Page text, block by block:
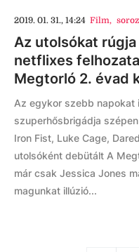
2019. 01. 31., 14:24 Film,
Az utolsókat rúgja
netflixes
Megtorló 2. évad
Az egykor szebb napokat
szuperhősbrigádja
Iron Fist, Luke Cage,
utolsóként debütált A
már csak Jessica Jones
magunkat illúzió...